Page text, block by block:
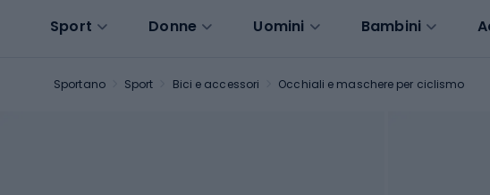
Sport Donne Uomini Bambini
Sportano Sport Bici e accessori Occhiali e maschere per ciclismo